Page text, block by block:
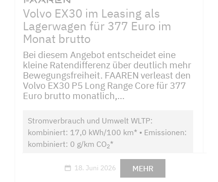
Volvo EX30 im Leasing als
Lagerwagen für 377 Euro im
Monat brutto
Bei diesem Angebot entscheidet eine
kleine Ratendifferenz über deutlich mehr
Bewegungsfreiheit. FAAREN verleast den
Volvo EX30 P5 Long Range Core für 377
Euro brutto monatlich,...
Stromverbrauch und Umwelt WLTP:
kombiniert: 17,0 kWh/100 km* • Emissionen:
kombiniert: 0 g/km CO2*
18. Juni 2026 MEHR